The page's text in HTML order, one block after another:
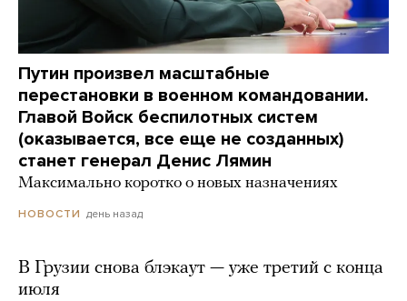
Путин произвел масштабные
перестановки в военном командовании.
Главой Войск беспилотных систем
(оказывается, все еще не созданных)
станет генерал Денис Лямин
Максимально коротко о новых назначениях
НОВОСТИ день назад
В Грузии снова блэкаут — уже третий с конца
июля